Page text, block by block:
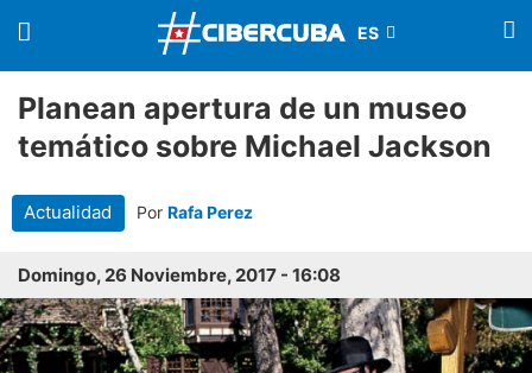
Planean apertura de un museo
temático sobre Michael Jackson
Actualidad Por Rafa Perez
Domingo, 26 Noviembre, 2017 - 16:08